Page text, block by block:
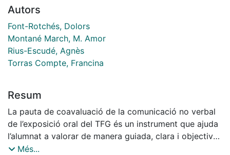
Autors
Font-Rotchés, Dolors
Montané March, M. Amor
Rius-Escudé, Agnès
Torras Compte, Francina
Resum
La pauta de coavaluació de la comunicació no verbal
de l’exposició oral del TFG és un instrument que ajuda
l’alumnat a valorar de manera guiada, clara i objectiva
el treball d’altres companys a l’hora de produir un
Més...